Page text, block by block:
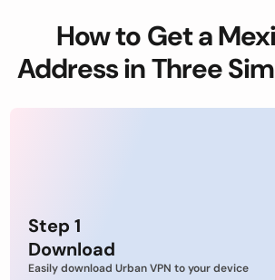
How to Get a
Address in Three
Step 1
Download
Easily download Urban VPN to your device